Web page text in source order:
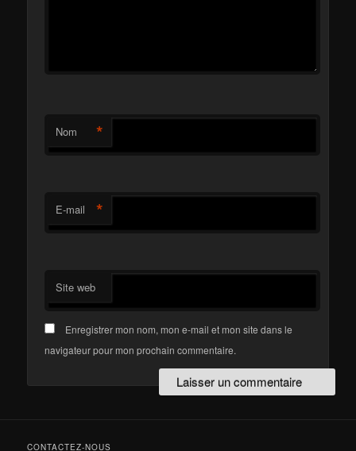
Nom *
E-mail *
Site web
Enregistrer mon nom, mon e-mail et mon site dans le
navigateur pour mon prochain commentaire.
CONTACTEZ-NOUS